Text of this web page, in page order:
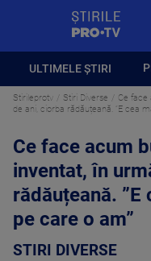
ULTIMELE ȘTIRI
Stirileprotv Stiri Diverse
Ce face
de ani, ciorba rădăuțeană. ”E cea
Ce face acum
inventat, în
rădăuțeană.
pe care o am”
STIRI DIVERSE